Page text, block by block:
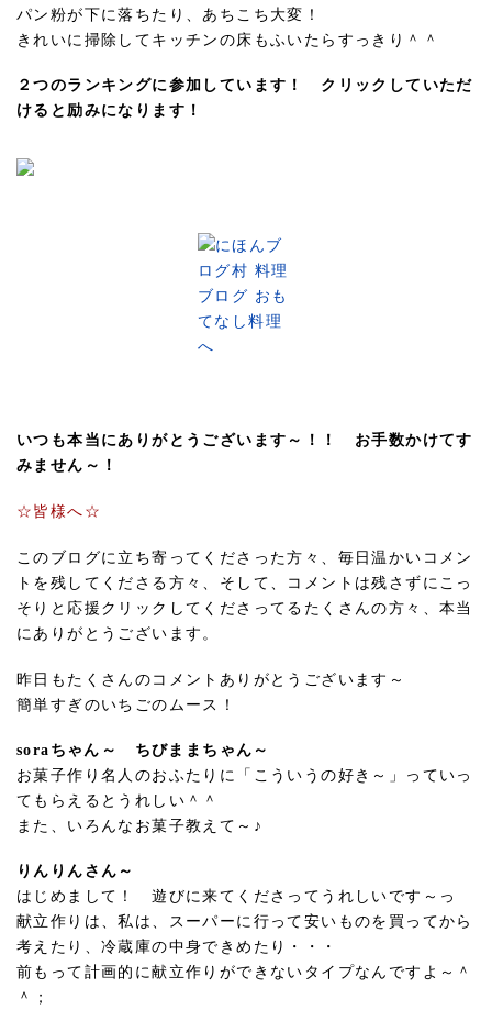
パン粉が下に落ちたり、あちこち大変！
きれいに掃除してキッチンの床もふいたらすっきり＾＾
２つのランキングに参加しています！ クリックしていただ
けると励みになります！
いつも本当にありがとうございます～！！ お手数かけてす
みません～！
☆皆様へ☆
このブログに立ち寄ってくださった方々、毎日温かいコメン
トを残してくださる方々、そして、コメントは残さずにこっ
そりと応援クリックしてくださってるたくさんの方々、本当
にありがとうございます。
昨日もたくさんのコメントありがとうございます～
簡単すぎのいちごのムース！
soraちゃん～ ちびままちゃん～
お菓子作り名人のおふたりに「こういうの好き～」っていっ
てもらえるとうれしい＾＾
また、いろんなお菓子教えて～♪
りんりんさん～
はじめまして！ 遊びに来てくださってうれしいです～っ
献立作りは、私は、スーパーに行って安いものを買ってから
考えたり、冷蔵庫の中身できめたり・・・
前もって計画的に献立作りができないタイプなんですよ～＾
＾；